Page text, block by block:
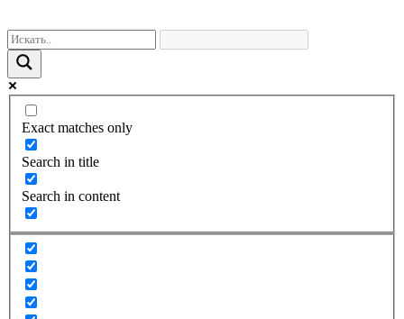
Exact matches only
Search in title
Search in content